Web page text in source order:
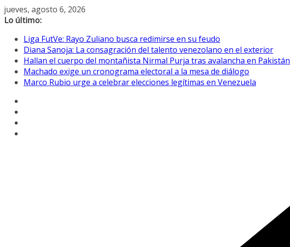
Saltar
al
jueves, agosto 6, 2026
Lo último:
Liga FutVe: Rayo Zuliano busca redimirse en su feudo
Diana Sanoja: La consagración del talento venezolano en el exterior
Hallan el cuerpo del montañista Nirmal Purja tras avalancha en Pakistán
Machado exige un cronograma electoral a la mesa de diálogo
Marco Rubio urge a celebrar elecciones legítimas en Venezuela